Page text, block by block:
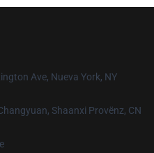
Ave, Nueva York, NY
Shaanxi Provënz, CN